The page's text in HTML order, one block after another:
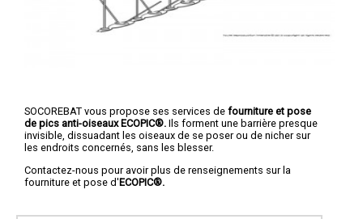
SOCOREBAT vous propose ses services de fourniture et pose
de pics anti-oiseaux ECOPIC®. Ils forment une barrière presque
invisible, dissuadant les oiseaux de se poser ou de nicher sur
les endroits concernés, sans les blesser.
Contactez-nous pour avoir plus de renseignements sur la
fourniture et pose d'ECOPIC®.